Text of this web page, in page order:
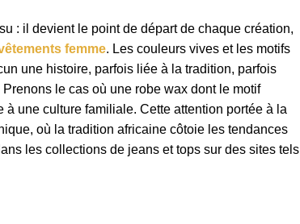
: il devient le point de départ de chaque création,
femme. Les couleurs vives et les motifs
une histoire, parfois liée à la tradition, parfois
le cas où une robe wax dont le motif
à une culture familiale. Cette attention portée à la
où la tradition africaine côtoie les tendances
les collections de jeans et tops sur des sites tels